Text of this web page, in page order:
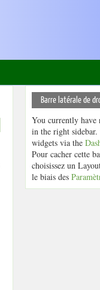
Barre latérale de
You currently have
in the right sidebar.
widgets via the
Pour cacher cette
choisissez un
le biais des